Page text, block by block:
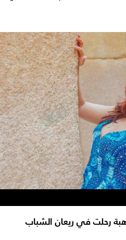
رحلت في ريعان الشباب